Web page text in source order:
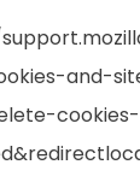
and-